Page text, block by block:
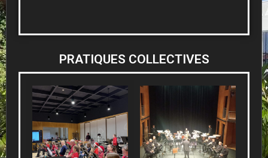
PRATIQUES COLLECTIVES